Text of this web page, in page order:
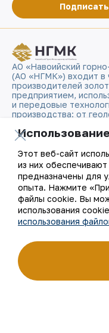
АО «Навоийский
(АО «НГМК») входит в
производителей
предприятием,
и передовые
производства: от
со знаком пробы
Узбекистана на
О компании
Наша деятельность
Устойчивое развитие
Инвесторам
Пресс-центр
Этот веб-сайт
из них
предназначены для
опыта. Нажмите
файлы cookie. Вы
использования
использования